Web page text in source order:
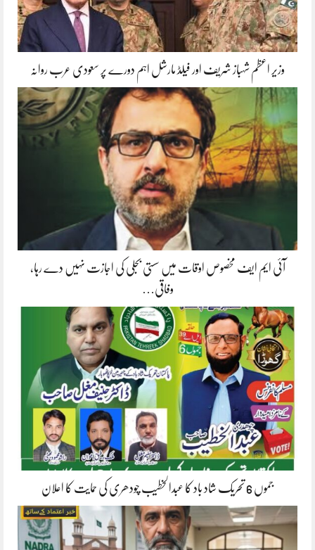
وزیر اعظم شہباز شریف اور فیلڈ مارشل اہم دورے پر سعودی عرب روانہ
آئی ایم ایف مخصوص اوقات میں سستی بجلی کی اجازت نہیں دے رہا،
وفاقی…
جموں 6 تحریک شاد باد کا عبدالخطیب چودھری کی حمایت کا اعلان